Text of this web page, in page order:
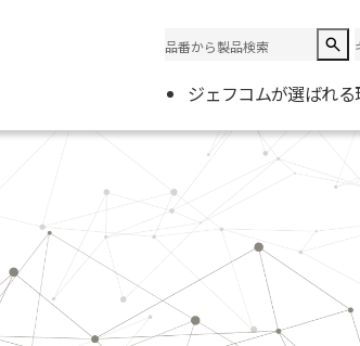
ジェフコムが選ばれる